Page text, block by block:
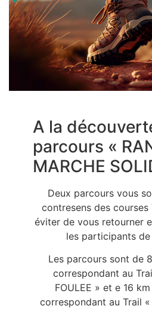
A la
parcours «
MARCHE
Deux parcours vous
contresens des courses
éviter de vous retourner
les participants de
Les parcours sont de
correspondant au
FOULEE » et e 16
correspondant au Trail «